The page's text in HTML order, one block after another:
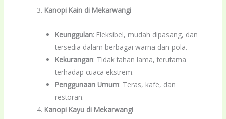
Kanopi Kain di Mekarwangi
Keunggulan: Fleksibel, mudah dipasang, dan
tersedia dalam berbagai warna dan pola.
Kekurangan: Tidak tahan lama, terutama
terhadap cuaca ekstrem.
Penggunaan Umum: Teras, kafe, dan
restoran.
Kanopi Kayu di Mekarwangi